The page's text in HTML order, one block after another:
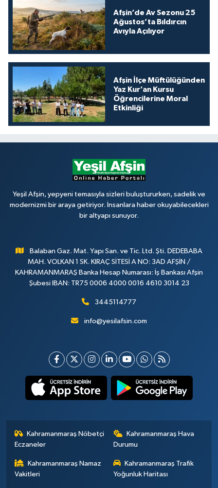
Afşin’de Av Sezonu 25
Ağustos’ta Bıldırcın
Avıyla Açılıyor
Afşin İlçe Müftülüğünden
Yaz Kur’an Kursu
Öğrencilerine Moral
Etkinliği
Yeşil Afşin, yepyeni temasıyla sizleri buluştururken, sadelik ve
modernizmi bir araya getiriyor. İnsanlara haber okuyabilecekleri
bir altyapı sunuyor.
Balaban Gaz. Mat. Yapı San. ve Tic. Ltd. Şti. DEDEBABA
MAH. VOLKAN 1 SK. KIRAÇ SİTESİ A NO: 3AD AFŞİN /
KAHRAMANMARAŞ Banka Hesap Numarası: İş Bankası Afşin
Şubesi IBAN: TR75 0006 4000 0016 4610 3014 23
3445114777
info@yesilafsin.com
Kahramanmaraş Nöbetçi
Eczaneler
Kahramanmaraş Hava
Durumu
Kahramanmaraş Namaz
Vakitleri
Kahramanmaraş Trafik
Yoğunluk Haritası